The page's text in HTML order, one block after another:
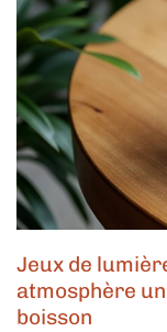
Jeux de
atmosphère
boisson